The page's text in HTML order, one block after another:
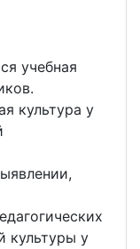
учебная
культура у
культуры у